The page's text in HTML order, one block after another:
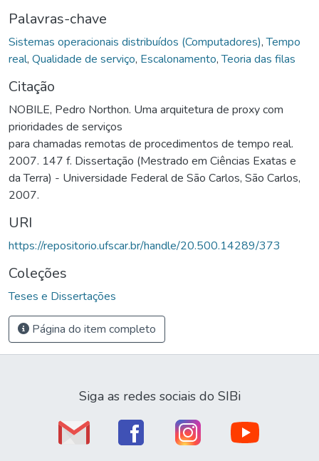
Palavras-chave
Sistemas operacionais distribuídos (Computadores),Tempo
real, Qualidade de serviço, Escalonamento,Teoria das filas
Citação
NOBILE, Pedro Northon. Uma arquitetura de proxy com
prioridades de serviços
para chamadas remotas de procedimentos de tempo real.
2007. 147 f. Dissertação (Mestrado em Ciências Exatas e
da Terra) - Universidade Federal de São Carlos, São Carlos,
2007.
URI
https://repositorio.ufscar.br/handle/20.500.14289/373
Coleções
Teses e Dissertações
Página do item completo
Siga as redes sociais do SIBi